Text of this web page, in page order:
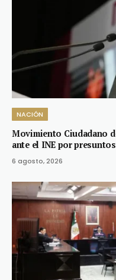
NACIÓN
Movimiento Ciudadano
ante el INE por
6 agosto, 2026